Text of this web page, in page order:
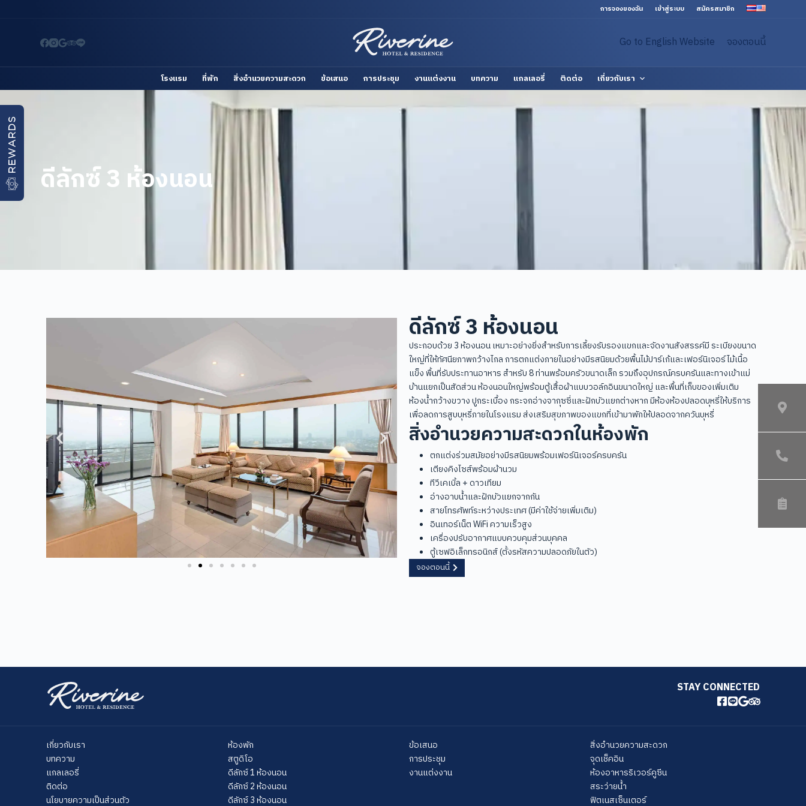
o
c
o
n
t
e
n
t
การจองของฉัน เข้าสู่ระบบ สมัครสมาชิก
Go to English Website จองตอนนี้
โรงแรม ที่พัก สิ่งอำนวยความสะดวก ข้อเสนอ การประชุม งานแต่งงาน บทความ แกลเลอรี่ ติดต่อ เกี่ยวกับเรา
ดีลักซ์ 3 ห้องนอน
ดีลักซ์ 3 ห้องนอน
ประกอบด้วย 3 ห้องนอน เหมาะอย่างยิ่งสำหรับการเลี้ยงรับรองแขกและจัดงานสังสรรค์มี ระเบียงขนาด
ใหญ่ที่ให้ทัศนียภาพกว้างไกล การตกแต่งภายในอย่างมีรสนิยมด้วยพื้นไม้ปาร์เก้และเฟอร์นิเจอร์ไม้เนื้อ
แข็ง พื้นที่รับประทานอาหาร สำหรับ 8 ท่านพร้อมครัวขนาดเล็ก รวมถึงอุปกรณ์ครบครันและทางเข้าแม่
บ้านแยกเป็นสัดส่วน ห้องนอนใหญ่พร้อมตู้เสื้อผ้าแบบวอล์กอินขนาดใหญ่ และพื้นที่เก็บของเพิ่มเติม
ห้องน้ำกว้างขวาง ปูกระเบื้อง กระจกอ่างจากุซซี่และฝักบัวแยกต่างหาก มีห้องห้องปลอดบุหรี่ให้บริการ
เพื่อลดการสูบบุหรี่ภายในโรงแรม ส่งเสริมสุขภาพของแขกที่เข้ามาพักให้ปลอดจากควันบุหรี่
สิ่งอำนวยความสะดวกในห้องพัก
ตกแต่งร่วมสมัยอย่างมีรสนิยมพร้อมเฟอร์นิเจอร์ครบครัน
เตียงคิงไซส์พร้อมผ้านวม
ทีวีเคเบิ้ล + ดาวเทียม
อ่างอาบน้ำและฝักบัวแยกจากกัน
สายโทรศัพท์ระหว่างประเทศ (มีค่าใช้จ่ายเพิ่มเติม)
อินเทอร์เน็ต WiFi ความเร็วสูง
เครื่องปรับอากาศแบบควบคุมส่วนบุคคล
ตู้เซฟอิเล็กทรอนิกส์ (ตั้งรหัสความปลอดภัยในตัว)
จองตอนนี้
STAY CONNECTED
เกี่ยวกับเรา
บทความ
แกลเลอรี่
ติดต่อ
นโยบายความเป็นส่วนตัว
ห้องพัก
สตูดิโอ
ดีลักซ์ 1 ห้องนอน
ดีลักซ์ 2 ห้องนอน
ดีลักซ์ 3 ห้องนอน
ข้อเสนอ
การประชุม
งานแต่งงาน
สิ่งอำนวยความสะดวก
จุดเช็คอิน
ห้องอาหารริเวอร์คูซีน
สระว่ายน้ำ
ฟิตเนสเซ็นเตอร์
REWARDS